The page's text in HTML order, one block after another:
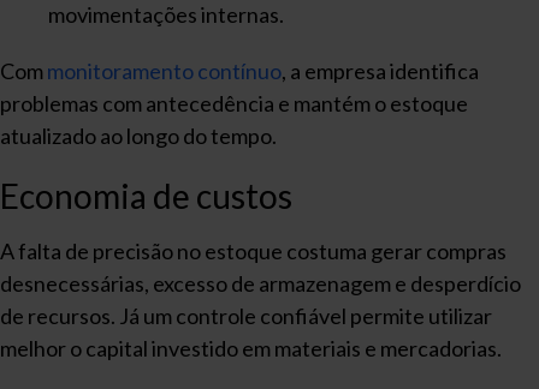
movimentações internas.
Com monitoramento contínuo, a empresa identifica
problemas com antecedência e mantém o estoque
atualizado ao longo do tempo.
Economia de custos
A falta de precisão no estoque costuma gerar compras
desnecessárias, excesso de armazenagem e desperdício
de recursos. Já um controle confiável permite utilizar
melhor o capital investido em materiais e mercadorias.